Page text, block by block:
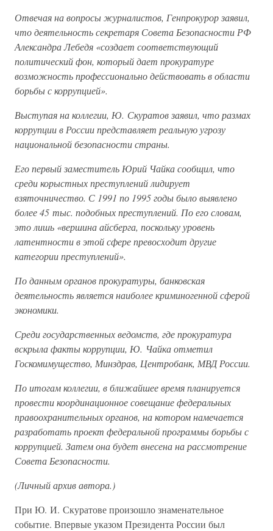
Отвечая на вопросы журналистов, Генпрокурор заявил,
что деятельность секретаря Совета Безопасности РФ
Александра Лебедя «создает соответствующий
политический фон, который дает прокуратуре
возможность профессионально действовать в области
борьбы с коррупцией».
Выступая на коллегии, Ю. Скуратов заявил, что размах
коррупции в России представляет реальную угрозу
национальной безопасности страны.
Его первый заместитель Юрий Чайка сообщил, что
среди корыстных преступлений лидирует
взяточничество. С 1991 по 1995 годы было выявлено
более 45 тыс. подобных преступлений. По его словам,
это лишь «вершина айсберга, поскольку уровень
латентности в этой сфере превосходит другие
категории преступлений».
По данным органов прокуратуры, банковская
деятельность является наиболее криминогенной сферой
экономики.
Среди государственных ведомств, где прокуратура
вскрыла факты коррупции, Ю. Чайка отметил
Госкомимущество, Минздрав, Центробанк, МВД России.
По итогам коллегии, в ближайшее время планируется
провести координационное совещание федеральных
правоохранительных органов, на котором намечается
разработать проект федеральной программы борьбы с
коррупцией. Затем она будет внесена на рассмотрение
Совета Безопасности.
(Личный архив автора.)
При Ю. И. Скуратове произошло знаменательное
событие. Впервые указом Президента России был